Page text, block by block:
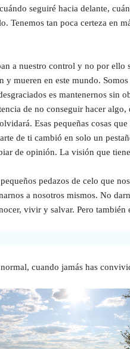
seguiré hacia delante,
Tenemos tan poca certeza en
a nuestro control y no por ello
y mueren en este mundo.
es mantenernos sin
de no conseguir hacer
Esas pequeñas cosas
de ti cambió en solo un
de opinión. La visión que
pedazos de celo que
a nosotros mismos. No
vivir y salvar. Pero
cuando jamás has